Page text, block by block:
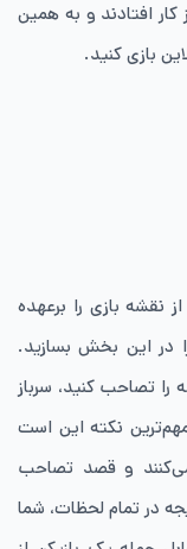
از اواسط سال ۲۰۲۳ کاملا از کار افتادند و به همین
بازی کنید.
نقشه بازی را برعهده
در این بخش بسازید.
تصاحب کنید، سرباز
نکته این است
و قصد تصاحب
در تمام لحظات،‌ شما